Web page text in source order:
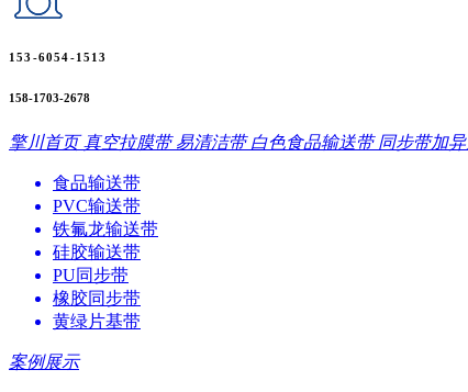
153-6054-1513
158-1703-2678
擎川首页 真空拉膜带 易清洁带 白色食品输送带 同步带加
食品输送带
PVC输送带
铁氟龙输送带
硅胶输送带
PU同步带
橡胶同步带
黄绿片基带
案例展示